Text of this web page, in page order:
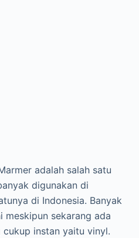
adalah salah satu
digunakan di
di Indonesia. Banyak
meskipun sekarang ada
instan yaitu vinyl.